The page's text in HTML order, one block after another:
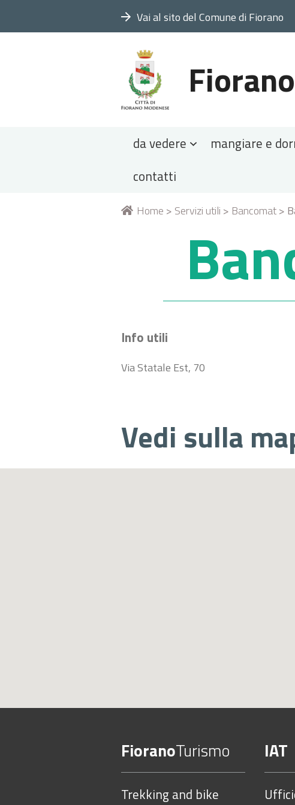
Vai al sito del Comune di Fiorano
Fiorano
da vedere mangiare e
contatti
Tu Home > Servizi utili > Bancomat>
Info utili
Via Statale Est, 70
Vedi sulla
FioranoTurismo
Trekking and bike
IAT